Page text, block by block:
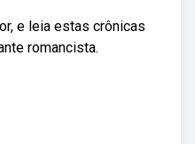
e leia estas crônicas
romancista.